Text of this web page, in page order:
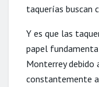
taquerías buscan
Y es que las
papel
Monterrey debido
constantemente